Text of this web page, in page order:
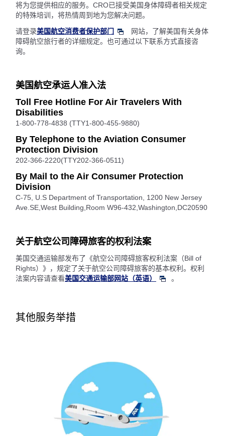
将为您提供相应的服务。CRO已接受美国身体障碍者相关规定
的特殊培训，将热情周到地为您解决问题。
请登录美国航空消费者保护部门
网站，了解美国有关身体
障碍航空旅行者的详细规定。也可通过以下联系方式直接咨
询。
美国航空承运人准入法
Toll Free Hotline For Air Travelers With
Disabilities
1-800-778-4838 (TTY1-800-455-9880)
By Telephone to the Aviation Consumer
Protection Division
202-366-2220(TTY202-366-0511)
By Mail to the Air Consumer Protection
Division
C-75, U.S Department of Transportation, 1200 New Jersey
Ave.SE,West Building,Room W96-432,Washington,DC20590
关于航空公司障碍旅客的权利法案
美国交通运输部发布了《航空公司障碍旅客权利法案（Bill of
Rights）》，规定了关于航空公司障碍旅客的基本权利。权利
法案内容请查看美国交通运输部网站（英语） 。
其他服务举措